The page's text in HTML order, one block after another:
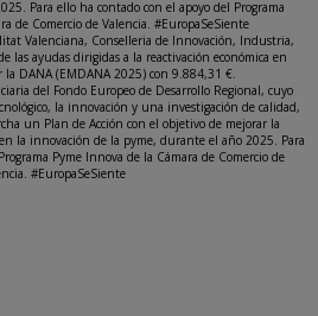
Para ello ha contado con el apoyo del Programa
de Comercio de Valencia. #EuropaSeSiente
Valenciana, Conselleria de Innovación, Industria,
las ayudas dirigidas a la reactivación económica en
la DANA (EMDANA 2025) con 9.884,31 €.
del Fondo Europeo de Desarrollo Regional, cuyo
la innovación y una investigación de calidad,
un Plan de Acción con el objetivo de mejorar la
la innovación de la pyme, durante el año 2025. Para
Pyme Innova de la Cámara de Comercio de
#EuropaSeSiente